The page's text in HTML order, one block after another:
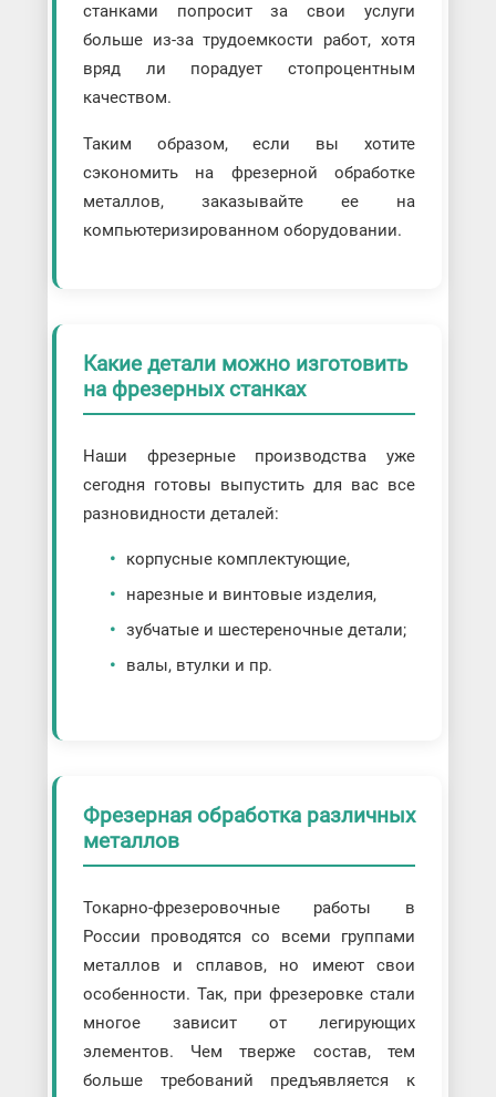
станками попросит за свои услуги
больше из-за трудоемкости работ, хотя
вряд ли порадует стопроцентным
качеством.
Таким образом, если вы хотите
сэкономить на фрезерной обработке
металлов, заказывайте ее на
компьютеризированном оборудовании.
Какие детали можно изготовить
на фрезерных станках
Наши фрезерные производства уже
сегодня готовы выпустить для вас все
разновидности деталей:
корпусные комплектующие,
нарезные и винтовые изделия,
зубчатые и шестереночные детали;
валы, втулки и пр.
Фрезерная обработка различных
металлов
Токарно-фрезеровочные работы в
России проводятся со всеми группами
металлов и сплавов, но имеют свои
особенности. Так, при фрезеровке стали
многое зависит от легирующих
элементов. Чем тверже состав, тем
больше требований предъявляется к